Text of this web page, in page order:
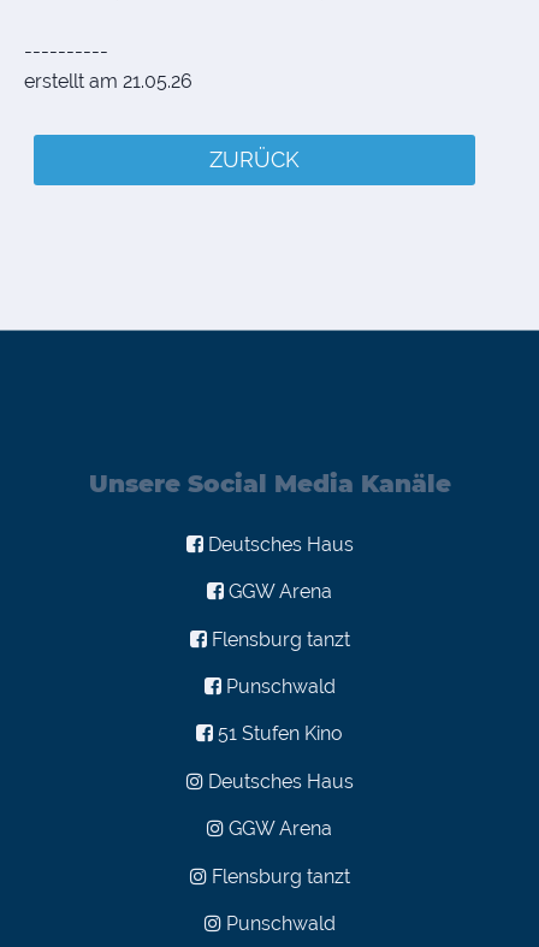
----------
erstellt am 21.05.26
ZURÜCK
Unsere Social Media Kanäle
Deutsches Haus
GGW Arena
Flensburg tanzt
Punschwald
51 Stufen Kino
Deutsches Haus
GGW Arena
Flensburg tanzt
Punschwald